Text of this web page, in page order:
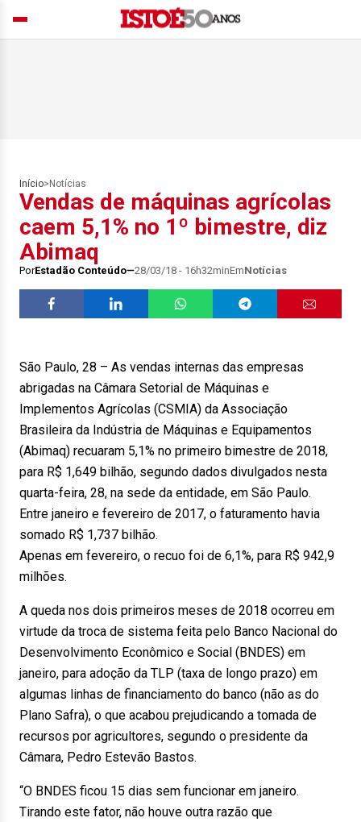
Início> Notícias
Vendas de máquinas agrícolas
caem 5,1% no 1º bimestre, diz
Abimaq
PorEstadão Conteúdo 28/03/18 - 16h32minEmNotícias
São Paulo, 28 – As vendas internas das empresas
abrigadas na Câmara Setorial de Máquinas e
Implementos Agrícolas (CSMIA) da Associação
Brasileira da Indústria de Máquinas e Equipamentos
(Abimaq) recuaram 5,1% no primeiro bimestre de 2018,
para R$ 1,649 bilhão, segundo dados divulgados nesta
quarta-feira, 28, na sede da entidade, em São Paulo.
Entre janeiro e fevereiro de 2017, o faturamento havia
somado R$ 1,737 bilhão.
Apenas em fevereiro, o recuo foi de 6,1%, para R$ 942,9
milhões.
A queda nos dois primeiros meses de 2018 ocorreu em
virtude da troca de sistema feita pelo Banco Nacional do
Desenvolvimento Econômico e Social (BNDES) em
janeiro, para adoção da TLP (taxa de longo prazo) em
algumas linhas de financiamento do banco (não as do
Plano Safra), o que acabou prejudicando a tomada de
recursos por agricultores, segundo o presidente da
Câmara, Pedro Estevão Bastos.
“O BNDES ficou 15 dias sem funcionar em janeiro.
Tirando este fator, não houve outra razão que